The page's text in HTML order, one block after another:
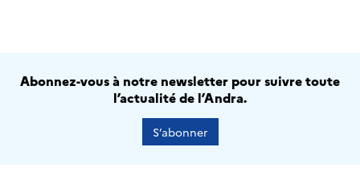
Abonnez-vous à notre newsletter pour suivre toute
l’actualité de l’Andra.
S’abonner